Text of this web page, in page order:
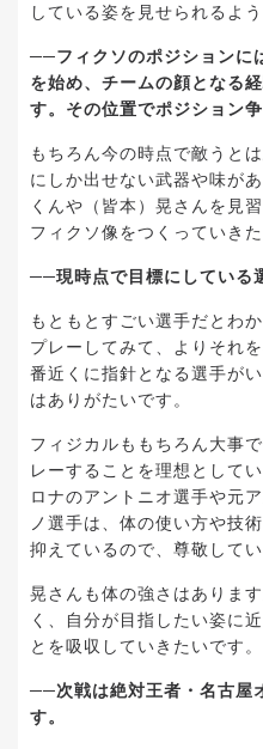
している姿を見せられるよ
──フィクソのポジションに
を始め、チームの顔となる
す。その位置でポジション
もちろん今の時点で敵うと
にしか出せない武器や味が
くんや（皆本）晃さんを見
フィクソ像をつくっていきた
──現時点で目標にしている
もともとすごい選手だとわ
プレーしてみて、よりそれ
番近くに指針となる選手が
はありがたいです。
フィジカルももちろん大事
レーすることを理想として
ロナのアントニオ選手や元
ノ選手は、体の使い方や技
抑えているので、尊敬してい
晃さんも体の強さはありま
く、自分が目指したい姿に
とを吸収していきたいです。
──次戦は絶対王者・名古屋
す。